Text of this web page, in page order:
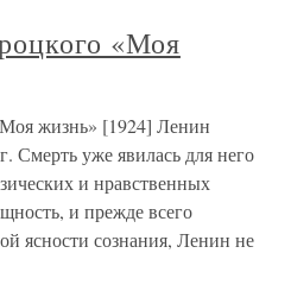
«Моя
жизнь» [1924] Ленин
Смерть уже явилась для него
и нравственных
и прежде всего
ясности сознания, Ленин не